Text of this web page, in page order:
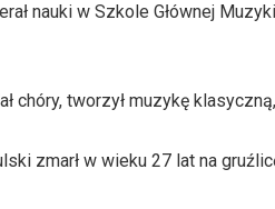
nauki w Szkole Głównej
chóry, tworzył muzykę
zmarł w wieku 27 lat na